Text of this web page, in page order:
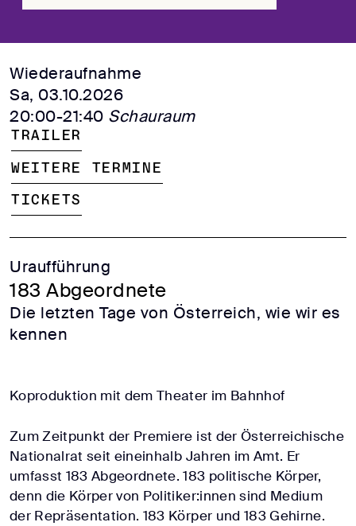
Wiederaufnahme
Sa, 03.10.2026
20:00-21:40 Schauraum
Trailer
Weitere Termine
Tickets
Uraufführung
183 Abgeordnete
Die letzten Tage von Österreich, wie wir es
kennen
Koproduktion mit dem Theater im Bahnhof
Zum Zeitpunkt der Premiere ist der Österreichische
Nationalrat seit eineinhalb Jahren im Amt. Er
umfasst 183 Abgeordnete. 183 politische Körper,
denn die Körper von Politiker:innen sind Medium
der Repräsentation. 183 Körper und 183 Gehirne.